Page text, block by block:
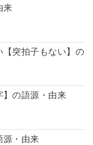
来
【突拍子もない】の
の語源・由来
源・由来